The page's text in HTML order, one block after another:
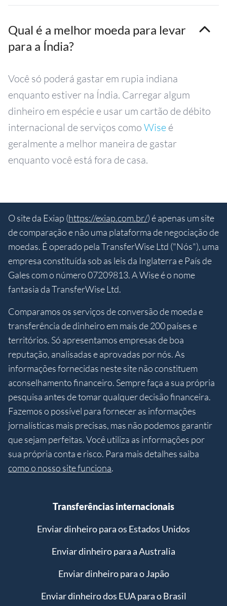
Qual é a melhor moeda para levar
para a Índia?
Você só poderá gastar em rupia indiana
enquanto estiver na Índia. Carregar algum
dinheiro em espécie e usar um cartão de débito
internacional de serviços como Wise é
geralmente a melhor maneira de gastar
enquanto você está fora de casa.
O site da Exiap (https://exiap.com.br/) é apenas um site
de comparação e não uma plataforma de negociação de
moedas. É operado pela TransferWise Ltd ("Nós"), uma
empresa constituída sob as leis da Inglaterra e País de
Gales com o número 07209813. A Wise é o nome
fantasia da TransferWise Ltd.
Comparamos os serviços de conversão de moeda e
transferência de dinheiro em mais de 200 países e
territórios. Só apresentamos empresas de boa
reputação, analisadas e aprovadas por nós. As
informações fornecidas neste site não constituem
aconselhamento financeiro. Sempre faça a sua própria
pesquisa antes de tomar qualquer decisão financeira.
Fazemos o possível para fornecer as informações
jornalísticas mais precisas, mas não podemos garantir
que sejam perfeitas. Você utiliza as informações por
sua própria conta e risco. Para mais detalhes saiba
como o nosso site funciona.
Transferências internacionais
Enviar dinheiro para os Estados Unidos
Enviar dinheiro para a Australia
Enviar dinheiro para o Japão
Enviar dinheiro dos EUA para o Brasil